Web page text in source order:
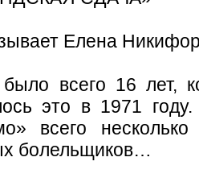
Елена
всего 16 лет,
это в 1971
всего
болельщиков…